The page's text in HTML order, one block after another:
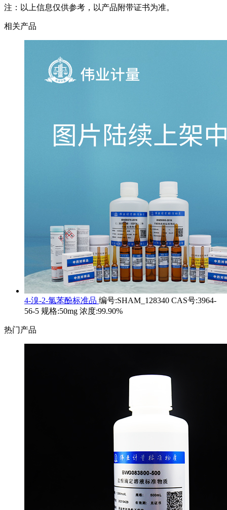
注：以上信息仅供参考，以产品附带证书为准。
相关产品
4-溴-2-氯苯酚标准品 编号:SHAM_128340 CAS号:3964-
56-5 规格:50mg 浓度:99.90%
热门产品